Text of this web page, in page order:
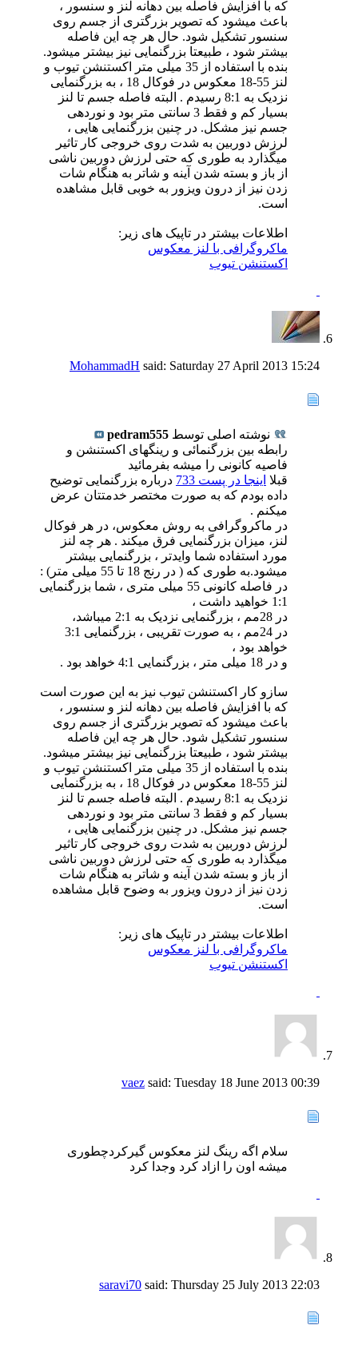
که با افزایش فاصله بین دهانه لنز و سنسور ،
باعث میشود که تصویر بزرگتری از جسم روی
سنسور تشکیل شود. حال هر چه این فاصله
بیشتر شود ، طبیعتا بزرگنمایی نیز بیشتر میشود.
بنده با استفاده از 35 میلی متر اکستنشن تیوب و
لنز 55-18 معکوس در فوکال 18 ، به بزرگنمایی
نزدیک به 8:1 رسیدم . البته فاصله جسم تا لنز
بسیار کم و فقط 3 سانتی متر بود و نوردهی
جسم نیز مشکل. در چنین بزرگنمایی هایی ،
لرزش دوربین به شدت روی خروجی کار تاثیر
میگذارد به طوری که حتی لرزش دوربین ناشی
از باز و بسته شدن آینه و شاتر به هنگام شات
زدن نیز از درون ویزور به خوبی قابل مشاهده
است.
اطلاعات بیشتر در تاپیک های زیر:
ماکروگرافی با لنز معکوس
اکستنشن تیوب
MohammadH said: Saturday 27 April 2013 15:24
نوشته اصلی توسط pedram555
رابطه بین بزرگنمائی و رینگهای اکستنشن و
فاصیه کانونی را میشه بفرمائید
قبلا اینجا در پست 733
درباره بزرگنمایی توضیح
داده بودم که به صورت مختصر خدمتتان عرض
میکنم .
در ماکروگرافی به روش معکوس، در هر فوکال
لنز، میزان بزرگنمایی فرق میکند . هر چه لنز
مورد استفاده شما وایدتر ، بزرگنمایی بیشتر
میشود.به طوری که ( در رنج 18 تا 55 میلی متر) :
در فاصله کانونی 55 میلی متری ، شما بزرگنمایی
1:1 خواهید داشت ،
در 28مم ، بزرگنمایی نزدیک به 2:1 میباشد،
در 24مم ، به صورت تقریبی ، بزرگنمایی 3:1
خواهد بود ،
و در 18 میلی متر ، بزرگنمایی 4:1 خواهد بود .
سازو کار اکستنشن تیوب نیز به این صورت است
که با افزایش فاصله بین دهانه لنز و سنسور ،
باعث میشود که تصویر بزرگتری از جسم روی
سنسور تشکیل شود. حال هر چه این فاصله
بیشتر شود ، طبیعتا بزرگنمایی نیز بیشتر میشود.
بنده با استفاده از 35 میلی متر اکستنشن تیوب و
لنز 55-18 معکوس در فوکال 18 ، به بزرگنمایی
نزدیک به 8:1 رسیدم . البته فاصله جسم تا لنز
بسیار کم و فقط 3 سانتی متر بود و نوردهی
جسم نیز مشکل. در چنین بزرگنمایی هایی ،
لرزش دوربین به شدت روی خروجی کار تاثیر
میگذارد به طوری که حتی لرزش دوربین ناشی
از باز و بسته شدن آینه و شاتر به هنگام شات
زدن نیز از درون ویزور به وضوح قابل مشاهده
است.
اطلاعات بیشتر در تاپیک های زیر:
ماکروگرافی با لنز معکوس
اکستنشن تیوب
vaez said: Tuesday 18 June 2013 00:39
سلام اگه رینگ لنز معکوس گیرکردچطوری
میشه اون را ازاد کرد وجدا کرد
saravi70 said: Thursday 25 July 2013 22:03